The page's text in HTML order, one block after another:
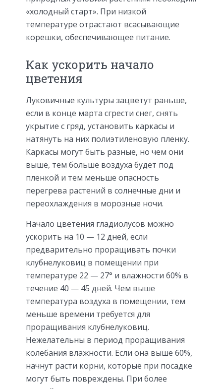
«холодный старт». При низкой
температуре отрастают всасывающие
корешки, обеспечивающее питание.
Как ускорить начало
цветения
Луковичные культуры зацветут раньше,
если в конце марта сгрести снег, снять
укрытие с гряд, установить каркасы и
натянуть на них полиэтиленовую пленку.
Каркасы могут быть разные, но чем они
выше, тем больше воздуха будет под
пленкой и тем меньше опасность
перегрева растений в солнечные дни и
переохлаждения в морозные ночи.
Начало цветения гладиолусов можно
ускорить на 10 — 12 дней, если
предварительно проращивать почки
клубнелуковиц в помещении при
температуре 22 — 27° и влажности 60% в
течение 40 — 45 дней. Чем выше
температура воздуха в помещении, тем
меньше времени требуется для
проращивания клубнелуковиц.
Нежелательны в период проращивания
колебания влажности. Если она выше 60%,
начнут расти корни, которые при посадке
могут быть повреждены. При более